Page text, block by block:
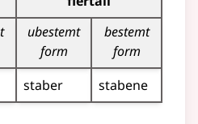
ubestemt
form
bestemt
form
staber stabene